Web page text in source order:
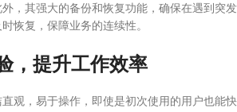
，其强大的备份和恢复功能，确保在遇到突发
恢复，保障业务的连续性。
，提升工作效率
观，易于操作，即使是初次使用的用户也能快